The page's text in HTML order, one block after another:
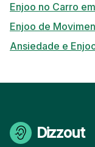
Enjoo no Carro
Enjoo de
Ansiedade e
Dizzout